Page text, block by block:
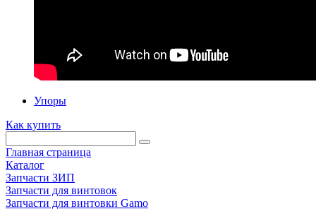
Упоры
Как купить
Главная страница
Каталог
Запчасти ЗИП
Запчасти для винтовок
Запчасти для винтовки Gamo